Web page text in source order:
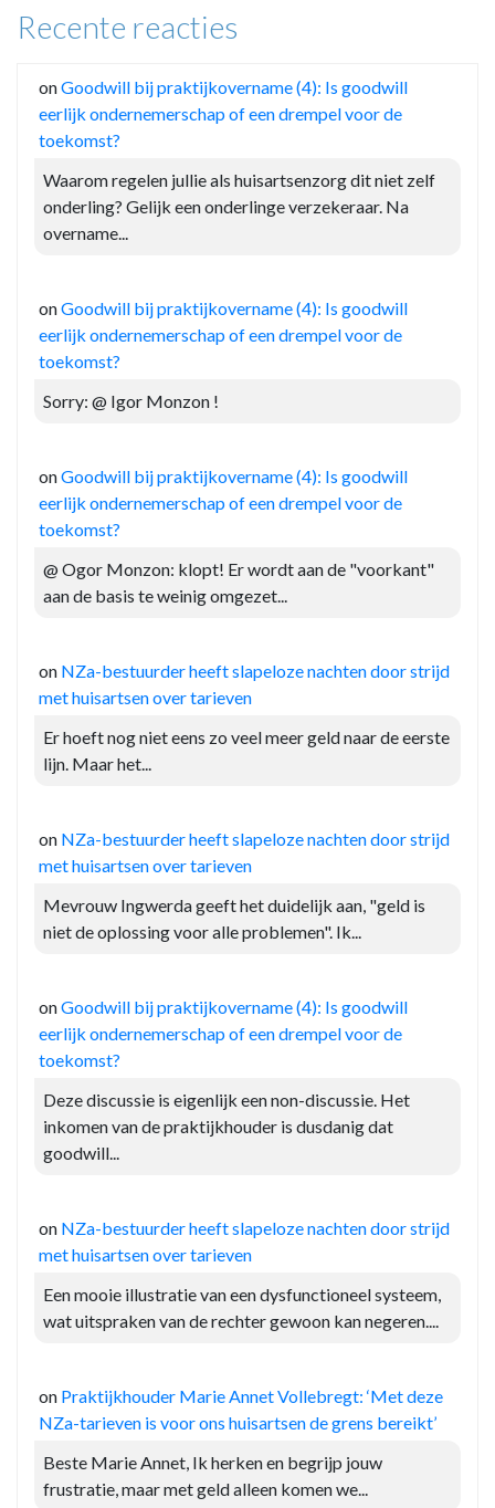
Recente reacties
onGoodwill bij praktijkovername (4): Is goodwill
eerlijk ondernemerschap of een drempel voor de
toekomst?
Waarom regelen jullie als huisartsenzorg dit niet zelf
onderling? Gelijk een onderlinge verzekeraar. Na
overname...
onGoodwill bij praktijkovername (4): Is goodwill
eerlijk ondernemerschap of een drempel voor de
toekomst?
Sorry: @ Igor Monzon !
onGoodwill bij praktijkovername (4): Is goodwill
eerlijk ondernemerschap of een drempel voor de
toekomst?
@ Ogor Monzon: klopt! Er wordt aan de "voorkant"
aan de basis te weinig omgezet...
on NZa-bestuurder heeft slapeloze nachten door strijd
met huisartsen over tarieven
Er hoeft nog niet eens zo veel meer geld naar de eerste
lijn. Maar het...
on NZa-bestuurder heeft slapeloze nachten door strijd
met huisartsen over tarieven
Mevrouw Ingwerda geeft het duidelijk aan, "geld is
niet de oplossing voor alle problemen". Ik...
onGoodwill bij praktijkovername (4): Is goodwill
eerlijk ondernemerschap of een drempel voor de
toekomst?
Deze discussie is eigenlijk een non-discussie. Het
inkomen van de praktijkhouder is dusdanig dat
goodwill...
on NZa-bestuurder heeft slapeloze nachten door strijd
met huisartsen over tarieven
Een mooie illustratie van een dysfunctioneel systeem,
wat uitspraken van de rechter gewoon kan negeren....
on Praktijkhouder Marie Annet Vollebregt: ‘Met deze
NZa-tarieven is voor ons huisartsen de grens bereikt’
Beste Marie Annet, Ik herken en begrijp jouw
frustratie, maar met geld alleen komen we...